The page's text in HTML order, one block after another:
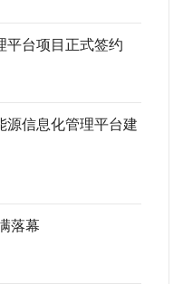
平台项目正式签约
源信息化管理平台建
落幕